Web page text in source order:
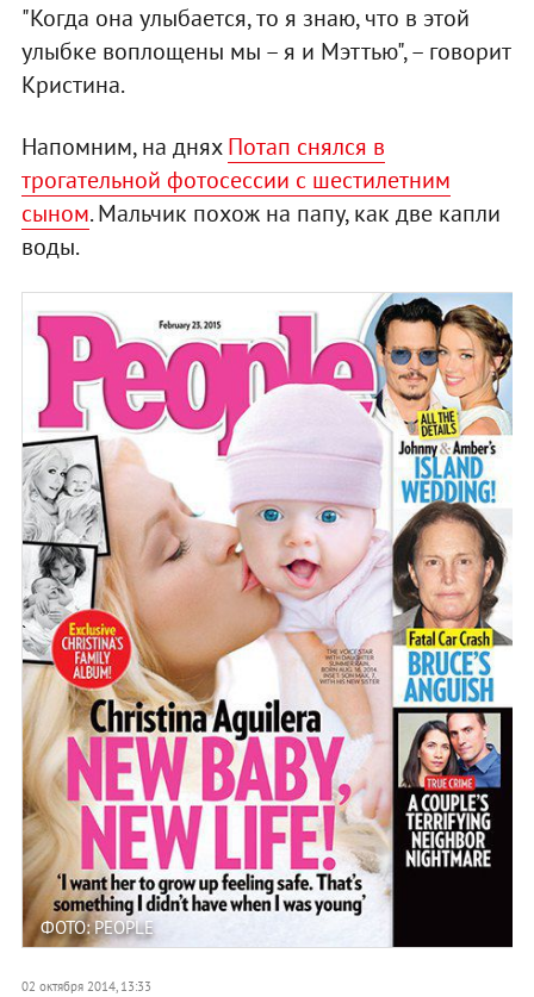
"Когда она улыбается, то я знаю, что в этой
улыбке воплощены мы – я и Мэттью", – говорит
Кристина.
Напомним, на дняхПотап снялся в
трогательной фотосессии с шестилетним
сыном. Мальчик похож на папу, как две капли
воды.
ФОТО: PEOPLE
02 октября 2014, 13:33